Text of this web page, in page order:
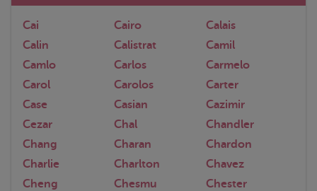
Cai Cairo
Calais
Calin
Calistrat
Camil
Camlo
Carlos
Carmelo
Carol
Carolos
Carter
Case
Casian
Cazimir
Cezar
Chal
Chandler
Chang
Charan
Chardon
Charlie
Charlton
Chavez
Cheng
Chesmu
Chester